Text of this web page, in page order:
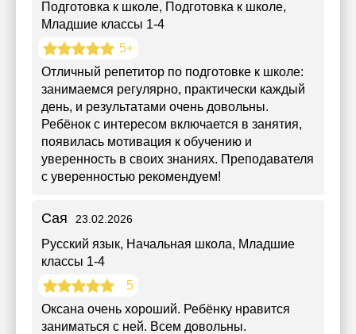
Подготовка к школе, Подготовка к школе,
Младшие классы 1-4
5+
Отличный репетитор по подготовке к школе:
занимаемся регулярно, практически каждый
день, и результатами очень довольны.
Ребёнок с интересом включается в занятия,
появилась мотивация к обучению и
уверенность в своих знаниях. Преподавателя
с уверенностью рекомендуем!
Сая 23.02.2026
Русский язык, Начальная школа, Младшие
классы 1-4
5
Оксана очень хороший. Ребёнку нравится
заниматься с ней. Всем довольны.